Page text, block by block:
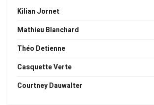
Kilian Jornet
Mathieu Blanchard
Théo Detienne
Casquette Verte
Courtney Dauwalter